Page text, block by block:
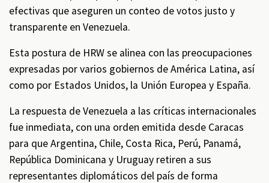
efectivas que aseguren un conteo de votos justo y
transparente en Venezuela.
Esta postura de HRW se alinea con las preocupaciones
expresadas por varios gobiernos de América Latina, así
como por Estados Unidos, la Unión Europea y España.
La respuesta de Venezuela a las críticas internacionales
fue inmediata, con una orden emitida desde Caracas
para que Argentina, Chile, Costa Rica, Perú, Panamá,
República Dominicana y Uruguay retiren a sus
representantes diplomáticos del país de forma